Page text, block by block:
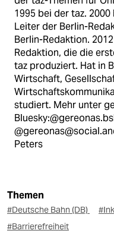
1995 bei der taz.
Leiter der Berlin-
Berlin-Redaktion.
Redaktion, die die
taz produziert. Hat in
Wirtschaft,
studiert. Mehr unter
Peters
Themen
#Deutsche Bahn (DB)
#Barrierefreiheit